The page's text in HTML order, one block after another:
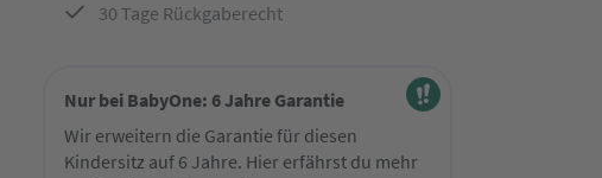
30 Tage Rückgaberecht
Nur bei BabyOne: 6 Jahre Garantie
Wir erweitern die Garantie für diesen
Kindersitz auf 6 Jahre. Hier erfährst du mehr